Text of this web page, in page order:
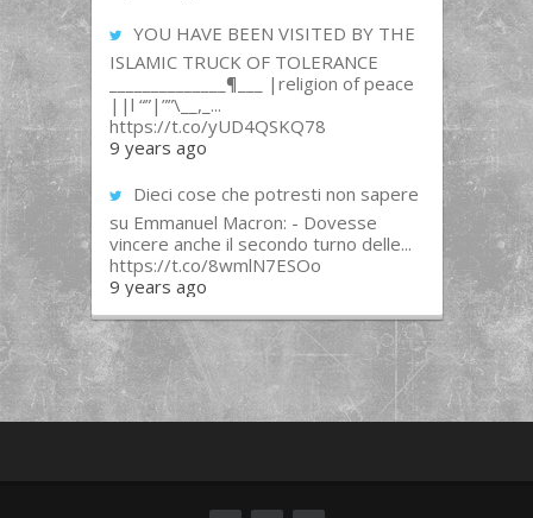
YOU HAVE BEEN VISITED BY THE
ISLAMIC TRUCK OF TOLERANCE
______________¶___ |religion of peace
||l “”|””\__,_...
https://t.co/yUD4QSKQ78
9 years ago
Dieci cose che potresti non sapere
su Emmanuel Macron: - Dovesse
vincere anche il secondo turno delle...
https://t.co/8wmlN7ESOo
9 years ago